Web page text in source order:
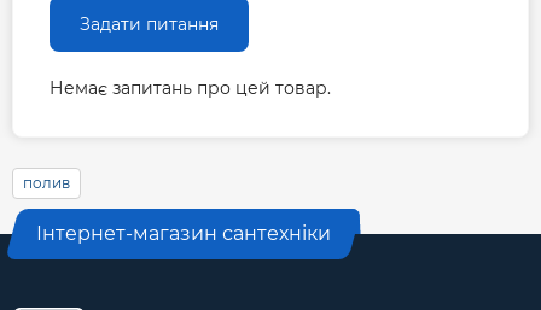
Задати питання
Немає запитань про цей товар.
полив
Інтернет-магазин сантехніки